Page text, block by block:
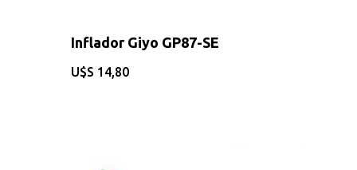
Inflador Giyo GP87-SE
$ 14,80